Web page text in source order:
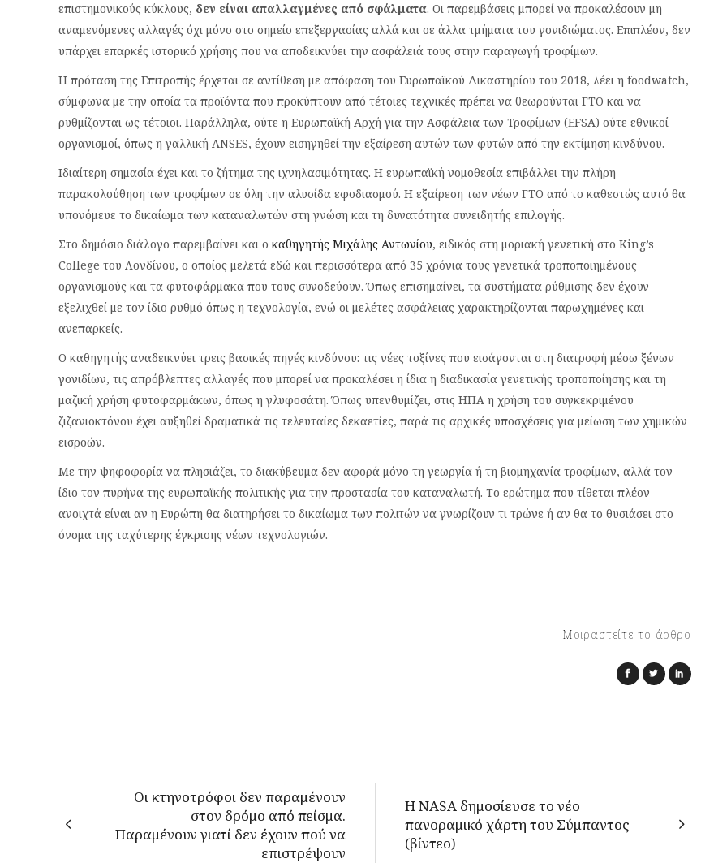
επιστημονικούς κύκλους, δεν είναι απαλλαγμένες από σφάλματα. Οι παρεμβάσεις μπορεί να προκαλέσουν μη
αναμενόμενες αλλαγές όχι μόνο στο σημείο επεξεργασίας αλλά και σε άλλα τμήματα του γονιδιώματος. Επιπλέον, δεν
υπάρχει επαρκές ιστορικό χρήσης που να αποδεικνύει την ασφάλειά τους στην παραγωγή τροφίμων.
Η πρόταση της Επιτροπής έρχεται σε αντίθεση με απόφαση του Ευρωπαϊκού Δικαστηρίου του 2018, λέει η foodwatch,
σύμφωνα με την οποία τα προϊόντα που προκύπτουν από τέτοιες τεχνικές πρέπει να θεωρούνται ΓΤΟ και να
ρυθμίζονται ως τέτοιοι. Παράλληλα, ούτε η Ευρωπαϊκή Αρχή για την Ασφάλεια των Τροφίμων (EFSA) ούτε εθνικοί
οργανισμοί, όπως η γαλλική ANSES, έχουν εισηγηθεί την εξαίρεση αυτών των φυτών από την εκτίμηση κινδύνου.
Ιδιαίτερη σημασία έχει και το ζήτημα της ιχνηλασιμότητας. Η ευρωπαϊκή νομοθεσία επιβάλλει την πλήρη
παρακολούθηση των τροφίμων σε όλη την αλυσίδα εφοδιασμού. Η εξαίρεση των νέων ΓΤΟ από το καθεστώς αυτό θα
υπονόμευε το δικαίωμα των καταναλωτών στη γνώση και τη δυνατότητα συνειδητής επιλογής.
Στο δημόσιο διάλογο παρεμβαίνει και ο καθηγητής Μιχάλης Αντωνίου, ειδικός στη μοριακή γενετική στο King’s
College του Λονδίνου, ο οποίος μελετά εδώ και περισσότερα από 35 χρόνια τους γενετικά τροποποιημένους
οργανισμούς και τα φυτοφάρμακα που τους συνοδεύουν. Όπως επισημαίνει, τα συστήματα ρύθμισης δεν έχουν
εξελιχθεί με τον ίδιο ρυθμό όπως η τεχνολογία, ενώ οι μελέτες ασφάλειας χαρακτηρίζονται παρωχημένες και
ανεπαρκείς.
Ο καθηγητής αναδεικνύει τρεις βασικές πηγές κινδύνου: τις νέες τοξίνες που εισάγονται στη διατροφή μέσω ξένων
γονιδίων, τις απρόβλεπτες αλλαγές που μπορεί να προκαλέσει η ίδια η διαδικασία γενετικής τροποποίησης και τη
μαζική χρήση φυτοφαρμάκων, όπως η γλυφοσάτη. Όπως υπενθυμίζει, στις ΗΠΑ η χρήση του συγκεκριμένου
ζιζανιοκτόνου έχει αυξηθεί δραματικά τις τελευταίες δεκαετίες, παρά τις αρχικές υποσχέσεις για μείωση των χημικών
εισροών.
Με την ψηφοφορία να πλησιάζει, το διακύβευμα δεν αφορά μόνο τη γεωργία ή τη βιομηχανία τροφίμων, αλλά τον
ίδιο τον πυρήνα της ευρωπαϊκής πολιτικής για την προστασία του καταναλωτή. Το ερώτημα που τίθεται πλέον
ανοιχτά είναι αν η Ευρώπη θα διατηρήσει το δικαίωμα των πολιτών να γνωρίζουν τι τρώνε ή αν θα το θυσιάσει στο
όνομα της ταχύτερης έγκρισης νέων τεχνολογιών.
Μοιραστείτε το άρθρο
Οι κτηνοτρόφοι δεν παραμένουν
στον δρόμο από πείσμα.
Παραμένουν γιατί δεν έχουν πού να
επιστρέψουν
Η NASA δημοσίευσε το νέο
πανοραμικό χάρτη του Σύμπαντος
(βίντεο)